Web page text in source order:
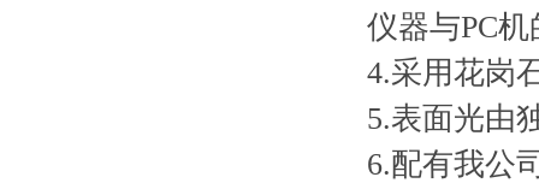
仪器与PC机
4.采用花岗
5.表面光由
6.配有我公